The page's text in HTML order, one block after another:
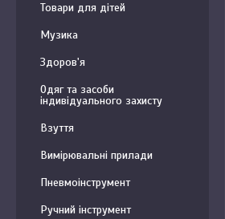
Товари для дітей
Музика
Здоров'я
Одяг та засоби
індивідуального захисту
Взуття
Вимірювальні прилади
Пневмоінструмент
Ручний інструмент